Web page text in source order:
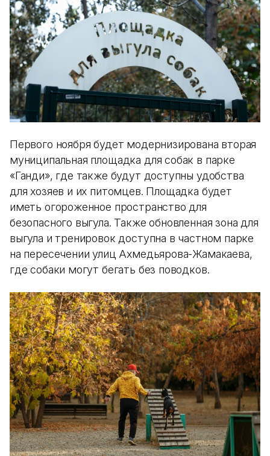
Первого ноября будет модернизирована вторая
муниципальная площадка для собак в парке
«Ганди», где также будут доступны удобства
для хозяев и их питомцев. Площадка будет
иметь огороженное пространство для
безопасного выгула. Также обновленная зона для
выгула и тренировок доступна в частном парке
на пересечении улиц Ахмедьярова-Жамакаева,
где собаки могут бегать без поводков.